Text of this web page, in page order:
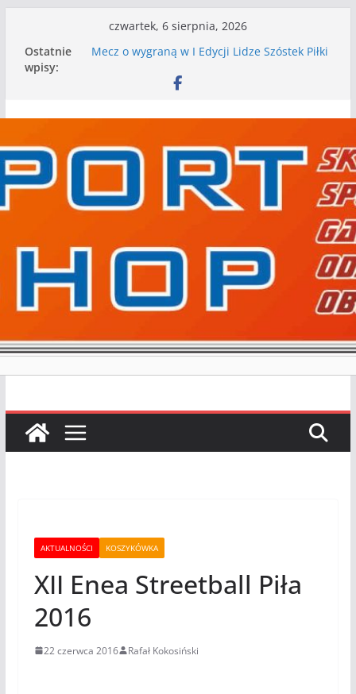
treści
czwartek, 6 sierpnia, 2026
Ostatnie
wpisy:
Mecz o wygraną w I Edycji Lidze Szóstek Piłki
Nasze piłkarskie zespoły w toku przygotowań
Kolejne gry kontrolne naszych piłkarskich
WKS wygrywa pierwszą edycję Ligi Szóstek w
Gwdzie Wielkiej
I mamy kolejne gry kontrolne, piłkarskie
granie przed nami
AKTUALNOŚCI KOSZYKÓWKA
XII Enea Streetball Piła
2016
22 czerwca 2016 Rafał Kokosiński